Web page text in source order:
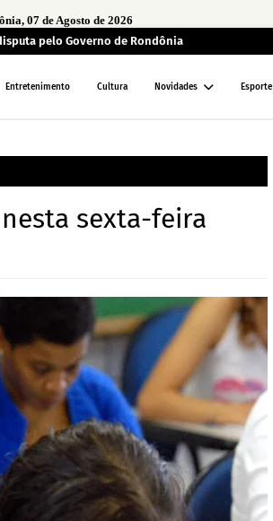
07 de Agosto de 2026
pelo Governo de Rondônia
Entretenimento Cultura Novidades Esporte
sexta-feira